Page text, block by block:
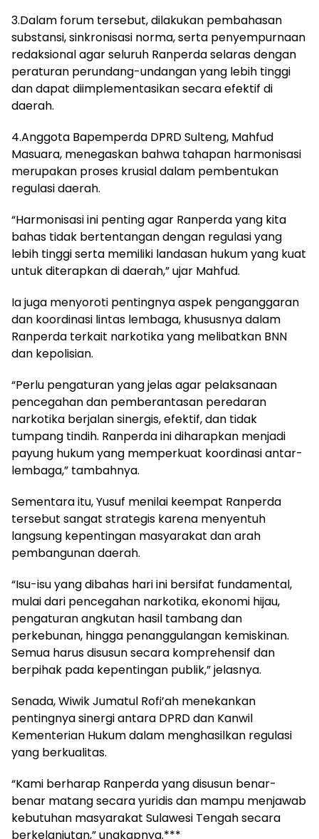
3.Dalam forum tersebut, dilakukan pembahasan
substansi, sinkronisasi norma, serta penyempurnaan
redaksional agar seluruh Ranperda selaras dengan
peraturan perundang-undangan yang lebih tinggi
dan dapat diimplementasikan secara efektif di
daerah.
4.Anggota Bapemperda DPRD Sulteng, Mahfud
Masuara, menegaskan bahwa tahapan harmonisasi
merupakan proses krusial dalam pembentukan
regulasi daerah.
“Harmonisasi ini penting agar Ranperda yang kita
bahas tidak bertentangan dengan regulasi yang
lebih tinggi serta memiliki landasan hukum yang kuat
untuk diterapkan di daerah,” ujar Mahfud.
Ia juga menyoroti pentingnya aspek penganggaran
dan koordinasi lintas lembaga, khususnya dalam
Ranperda terkait narkotika yang melibatkan BNN
dan kepolisian.
“Perlu pengaturan yang jelas agar pelaksanaan
pencegahan dan pemberantasan peredaran
narkotika berjalan sinergis, efektif, dan tidak
tumpang tindih. Ranperda ini diharapkan menjadi
payung hukum yang memperkuat koordinasi antar-
lembaga,” tambahnya.
Sementara itu, Yusuf menilai keempat Ranperda
tersebut sangat strategis karena menyentuh
langsung kepentingan masyarakat dan arah
pembangunan daerah.
“Isu-isu yang dibahas hari ini bersifat fundamental,
mulai dari pencegahan narkotika, ekonomi hijau,
pengaturan angkutan hasil tambang dan
perkebunan, hingga penanggulangan kemiskinan.
Semua harus disusun secara komprehensif dan
berpihak pada kepentingan publik,” jelasnya.
Senada, Wiwik Jumatul Rofi’ah menekankan
pentingnya sinergi antara DPRD dan Kanwil
Kementerian Hukum dalam menghasilkan regulasi
yang berkualitas.
“Kami berharap Ranperda yang disusun benar-
benar matang secara yuridis dan mampu menjawab
kebutuhan masyarakat Sulawesi Tengah secara
berkelanjutan,” ungkapnya.***